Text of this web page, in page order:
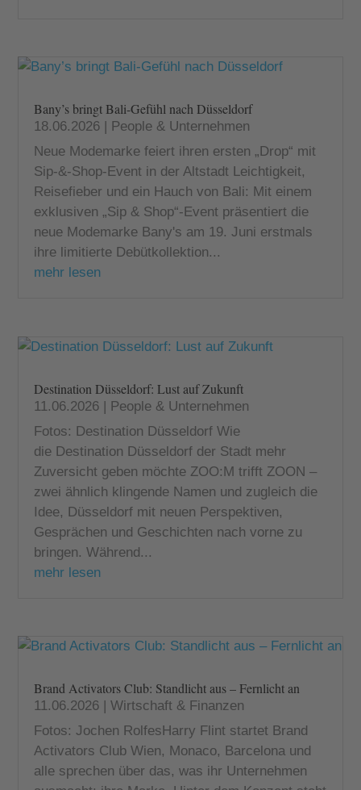
Bany’s bringt Bali-Gefühl nach Düsseldorf
18.06.2026
People & Unternehmen
Neue Modemarke feiert ihren ersten „Drop“ mit
Sip-&-Shop-Event in der Altstadt Leichtigkeit,
Reisefieber und ein Hauch von Bali: Mit einem
exklusiven „Sip & Shop“-Event präsentiert die
neue Modemarke Bany's am 19. Juni erstmals
ihre limitierte Debütkollektion...
mehr lesen
Destination Düsseldorf: Lust auf Zukunft
11.06.2026 | People & Unternehmen
Fotos: Destination Düsseldorf Wie
die Destination Düsseldorf der Stadt mehr
Zuversicht geben möchte ZOO:M trifft ZOON –
zwei ähnlich klingende Namen und zugleich die
Idee, Düsseldorf mit neuen Perspektiven,
Gesprächen und Geschichten nach vorne zu
bringen. Während...
mehr lesen
Brand Activators Club: Standlicht aus – Fernlicht an
11.06.2026 |Wirtschaft & Finanzen
Fotos: Jochen RolfesHarry Flint startet Brand
Activators Club Wien, Monaco, Barcelona und
alle sprechen über das, was ihr Unternehmen